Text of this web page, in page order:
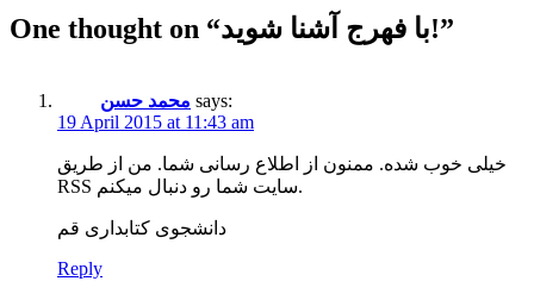
One thought on “ با فهرج آشنا شوید!”
محمد حسن says:
19 April 2015 at 11:43 am
خیلی خوب شده. ممنون از اطلاع رسانی شما. من از طریق
RSS سایت شما رو دنبال میکنم.
دانشجوی کتابداری قم
Reply